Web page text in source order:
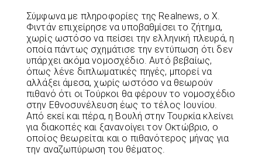
Σύμφωνα με πληροφορίες της Realnews, ο Χ.
Φιντάν επιχείρησε να υποβαθμίσει το ζήτημα,
χωρίς ωστόσο να πείσει την ελληνική πλευρά, η
οποία πάντως σχημάτισε την εντύπωση ότι δεν
υπάρχει ακόμα νομοσχέδιο. Αυτό βεβαίως,
όπως λένε διπλωματικές πηγές, μπορεί να
αλλάξει άμεσα, χωρίς ωστόσο να θεωρούν
πιθανό ότι οι Τούρκοι θα φέρουν το νομοσχέδιο
στην Εθνοσυνέλευση έως το τέλος Ιουνίου.
Από εκεί και πέρα, η Βουλή στην Τουρκία κλείνει
για διακοπές και ξανανοίγει τον Οκτώβριο, ο
οποίος θεωρείται και ο πιθανότερος μήνας για
την αναζωπύρωση του θέματος.